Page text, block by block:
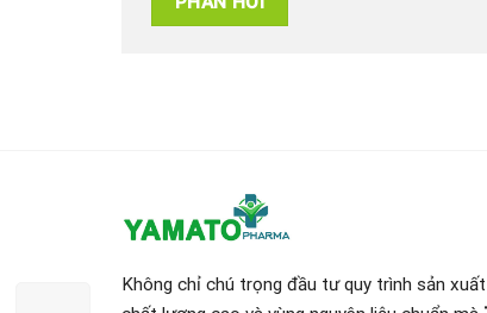
Không chỉ chú trọng đầu tư quy trình sản